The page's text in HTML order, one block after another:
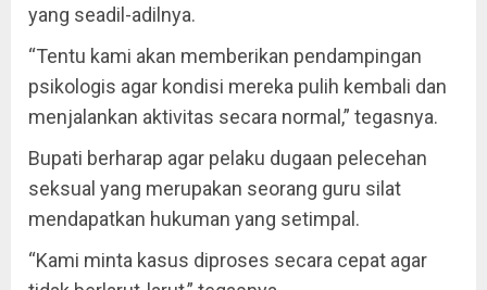
yang seadil-adilnya.
“Tentu kami akan memberikan pendampingan
psikologis agar kondisi mereka pulih kembali dan
menjalankan aktivitas secara normal,” tegasnya.
Bupati berharap agar pelaku dugaan pelecehan
seksual yang merupakan seorang guru silat
mendapatkan hukuman yang setimpal.
“Kami minta kasus diproses secara cepat agar